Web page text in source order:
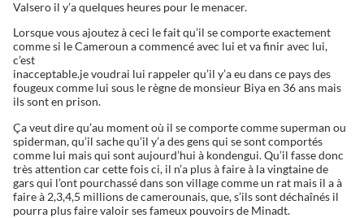
Valsero il y’a quelques heures pour le menacer.
Lorsque vous ajoutez à ceci le fait qu’il se comporte exactement
comme si le Cameroun a commencé avec lui et va finir avec lui,
c’est
inacceptable.je voudrai lui rappeler qu’il y’a eu dans ce pays des
fougeux comme lui sous le règne de monsieur Biya en 36 ans mais
ils sont en prison.
Ça veut dire qu’au moment où il se comporte comme superman ou
spiderman, qu’il sache qu’il y’a des gens qui se sont comportés
comme lui mais qui sont aujourd’hui à kondengui. Qu’il fasse donc
très attention car cette fois ci, il n’a plus à faire à la vingtaine de
gars qui l’ont pourchassé dans son village comme un rat mais il a à
faire à 2,3,4,5 millions de camerounais, que, s’ils sont déchaînés il
pourra plus faire valoir ses fameux pouvoirs de Minadt.